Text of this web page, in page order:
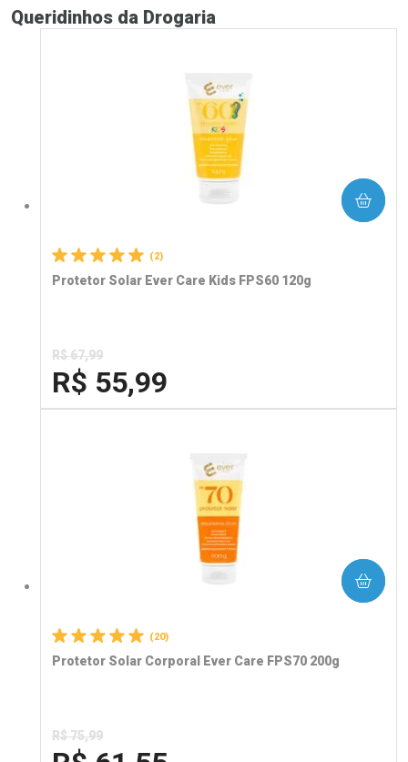
Queridinhos da Drogaria
(2)
Protetor Solar Ever Care Kids FPS60 120g
R$ 67,99
R$ 55,99
COMPRAR
(20)
Protetor Solar Corporal Ever Care FPS70 200g
R$ 75,99
COMPRAR